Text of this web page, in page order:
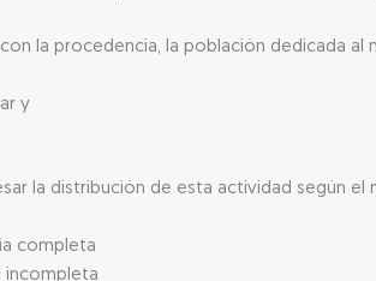
la procedencia, la población dedicada
y
la distribución de esta actividad según el
completa
incompleta